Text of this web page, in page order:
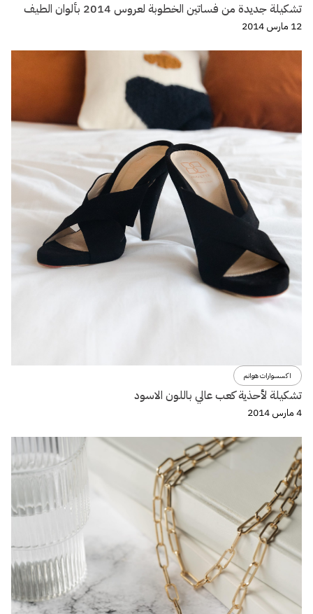
تشكيلة جديدة من فساتين الخطوبة لعروس 2014 بألوان الطيف
12 مارس 2014
اكسسوارات هوانم
تشكيلة لأحذية كعب عالي باللون الاسود
4 مارس 2014